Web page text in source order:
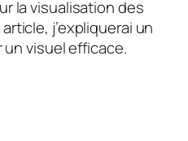
la visualisation des
j’expliquerai un
un visuel efficace.